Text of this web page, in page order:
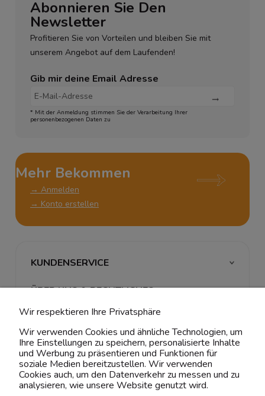
Abonnieren Sie Den
Newsletter
Profitieren Sie von Vorteilen und bleiben Sie mit
unserem Angebot auf dem Laufenden!
Gib mir deine Email Adresse
* Mit der Anmeldung stimmen Sie der Verarbeitung Ihrer
personenbezogenen Daten zu
Mehr Bekommen
→ Anmelden
→ Konto erstellen
KUNDENSERVICE
ÜBER UNS & RECHTLICHES
MEIN ACCOUNT
BELIEBTE KATEGORIEN
Wir respektieren Ihre Privatsphäre
Wir verwenden Cookies und ähnliche Technologien, um
Ihre Einstellungen zu speichern, personalisierte Inhalte
und Werbung zu präsentieren und Funktionen für
soziale Medien bereitzustellen. Wir verwenden
Cookies auch, um den Datenverkehr zu messen und zu
analysieren, wie unsere Website genutzt wird.